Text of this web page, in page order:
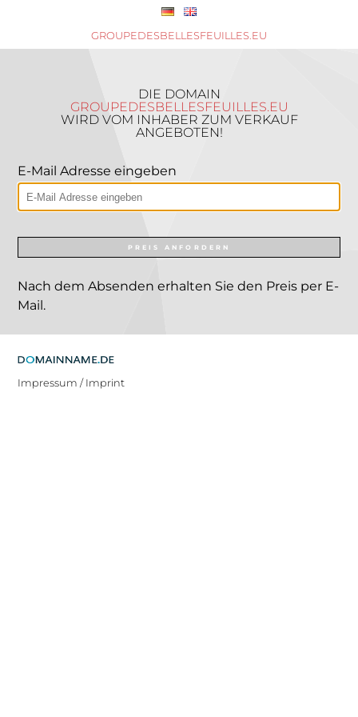
GROUPEDESBELLESFEUILLES.EU
DIE DOMAIN
GROUPEDESBELLESFEUILLES.EU
WIRD VOM INHABER ZUM VERKAUF
ANGEBOTEN!
E-Mail Adresse eingeben
PREIS ANFORDERN
Nach dem Absenden erhalten Sie den Preis per E-
Mail.
Impressum / Imprint